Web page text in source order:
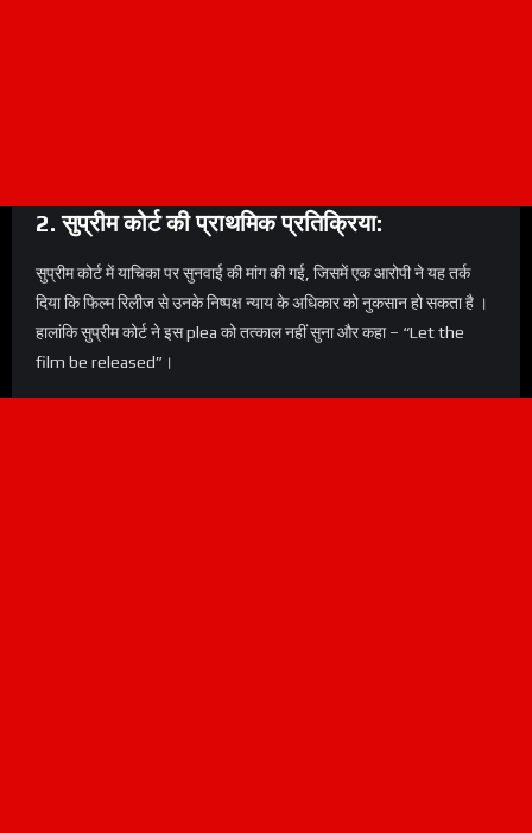
2. सुप्रीम कोर्ट की प्राथमिक प्रतिक्रिया:
सुप्रीम कोर्ट में याचिका पर सुनवाई की मांग की गई, जिसमें एक आरोपी ने यह तर्क
दिया कि फिल्म रिलीज से उनके निष्पक्ष न्याय के अधिकार को नुकसान हो सकता है ।
हालांकि सुप्रीम कोर्ट ने इस plea को तत्काल नहीं सुना और कहा – “Let the
film be released”।